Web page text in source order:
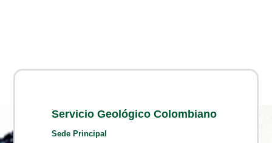
Servicio Geológico Colombiano
Sede Principal